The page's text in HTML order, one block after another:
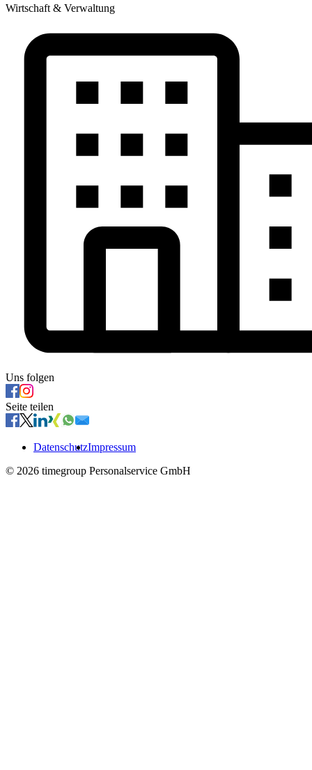
Wirtschaft & Verwaltung
Uns folgen
Seite teilen
DatenschutzImpressum
© 2026 timegroup Personalservice GmbH